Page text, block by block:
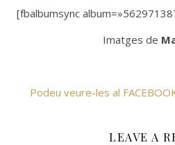
[fbalbumsync
Imatges de
Podeu veure-les al
LEAVE A